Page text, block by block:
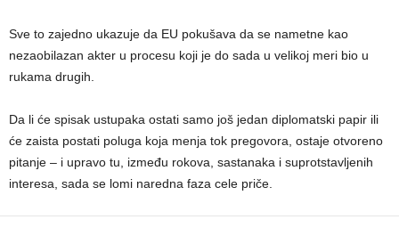
Sve to zajedno ukazuje da EU pokušava da se nametne kao
nezaobilazan akter u procesu koji je do sada u velikoj meri bio u
rukama drugih.
Da li će spisak ustupaka ostati samo još jedan diplomatski papir ili
će zaista postati poluga koja menja tok pregovora, ostaje otvoreno
pitanje – i upravo tu, između rokova, sastanaka i suprotstavljenih
interesa, sada se lomi naredna faza cele priče.